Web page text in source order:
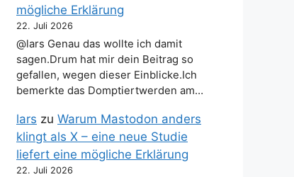
mögliche Erklärung
22. Juli 2026
@lars Genau das wollte ich damit
sagen.Drum hat mir dein Beitrag so
gefallen, wegen dieser Einblicke.Ich
bemerkte das Domptiertwerden am…
lars zu Warum Mastodon anders
klingt als X – eine neue Studie
liefert eine mögliche Erklärung
22. Juli 2026